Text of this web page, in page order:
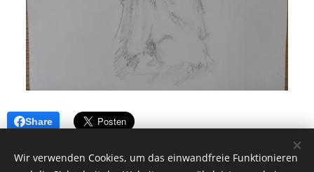
Share
Wir verwenden Cookies, um das einwandfreie Funktionieren